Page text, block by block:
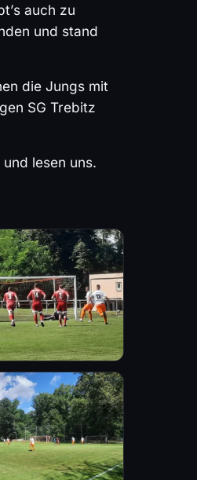
auch zu
und stand
die Jungs mit
SG Trebitz
lesen uns.